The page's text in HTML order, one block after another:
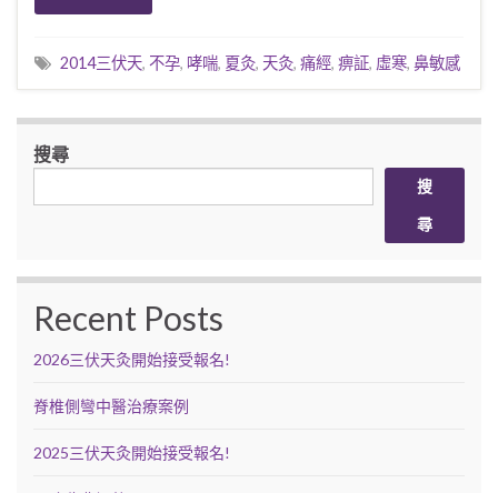
2014三伏天, 不孕, 哮喘, 夏灸, 天灸, 痛經, 痹証, 虛寒, 鼻敏感
搜尋
搜
尋
Recent Posts
2026三伏天灸開始接受報名!
脊椎側彎中醫治療案例
2025三伏天灸開始接受報名!